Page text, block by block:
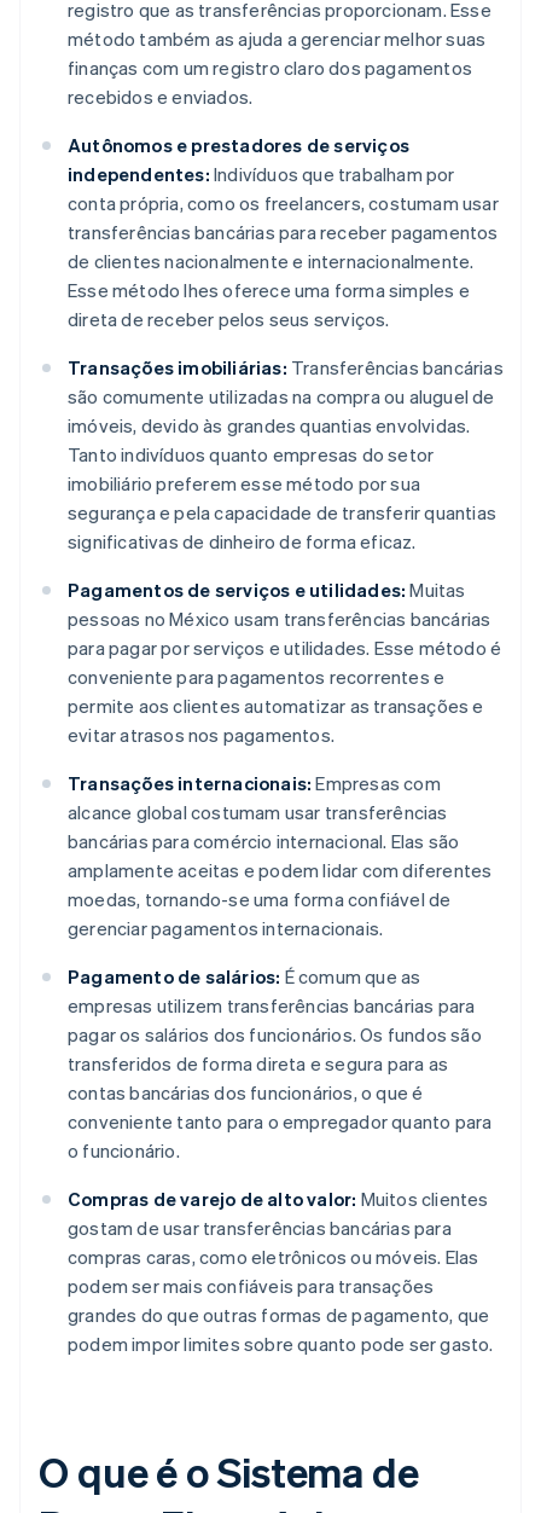
registro que as transferências proporcionam. Esse
método também as ajuda a gerenciar melhor suas
finanças com um registro claro dos pagamentos
recebidos e enviados.
Autônomos e prestadores de serviços
independentes: Indivíduos que trabalham por
conta própria, como os freelancers, costumam usar
transferências bancárias para receber pagamentos
de clientes nacionalmente e internacionalmente.
Esse método lhes oferece uma forma simples e
direta de receber pelos seus serviços.
Transações imobiliárias: Transferências bancárias
são comumente utilizadas na compra ou aluguel de
imóveis, devido às grandes quantias envolvidas.
Tanto indivíduos quanto empresas do setor
imobiliário preferem esse método por sua
segurança e pela capacidade de transferir quantias
significativas de dinheiro de forma eficaz.
Pagamentos de serviços e utilidades: Muitas
pessoas no México usam transferências bancárias
para pagar por serviços e utilidades. Esse método é
conveniente para pagamentos recorrentes e
permite aos clientes automatizar as transações e
evitar atrasos nos pagamentos.
Transações internacionais: Empresas com
alcance global costumam usar transferências
bancárias para comércio internacional. Elas são
amplamente aceitas e podem lidar com diferentes
moedas, tornando-se uma forma confiável de
gerenciar pagamentos internacionais.
Pagamento de salários: É comum que as
empresas utilizem transferências bancárias para
pagar os salários dos funcionários. Os fundos são
transferidos de forma direta e segura para as
contas bancárias dos funcionários, o que é
conveniente tanto para o empregador quanto para
o funcionário.
Compras de varejo de alto valor: Muitos clientes
gostam de usar transferências bancárias para
compras caras, como eletrônicos ou móveis. Elas
podem ser mais confiáveis para transações
grandes do que outras formas de pagamento, que
podem impor limites sobre quanto pode ser gasto.
O que é o Sistema de